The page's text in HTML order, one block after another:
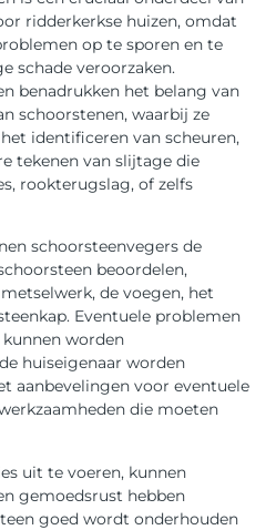
ridderkerkse huizen, omdat
op te sporen en te
schade veroorzaken.
benadrukken het belang van
schoorstenen, waarbij ze
identificeren van scheuren,
tekenen van slijtage die
rookterugslag, of zelfs
schoorsteenvegers de
beoordelen,
de voegen, het
Eventuele problemen
worden
huiseigenaar worden
aanbevelingen voor eventuele
die moeten
uit te voeren, kunnen
gemoedsrust hebben
goed wordt onderhouden